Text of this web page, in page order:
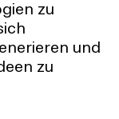
zu
und
zu